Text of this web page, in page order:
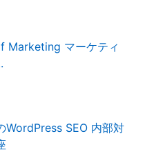
Marketing マーケティ
WordPress SEO 内部対